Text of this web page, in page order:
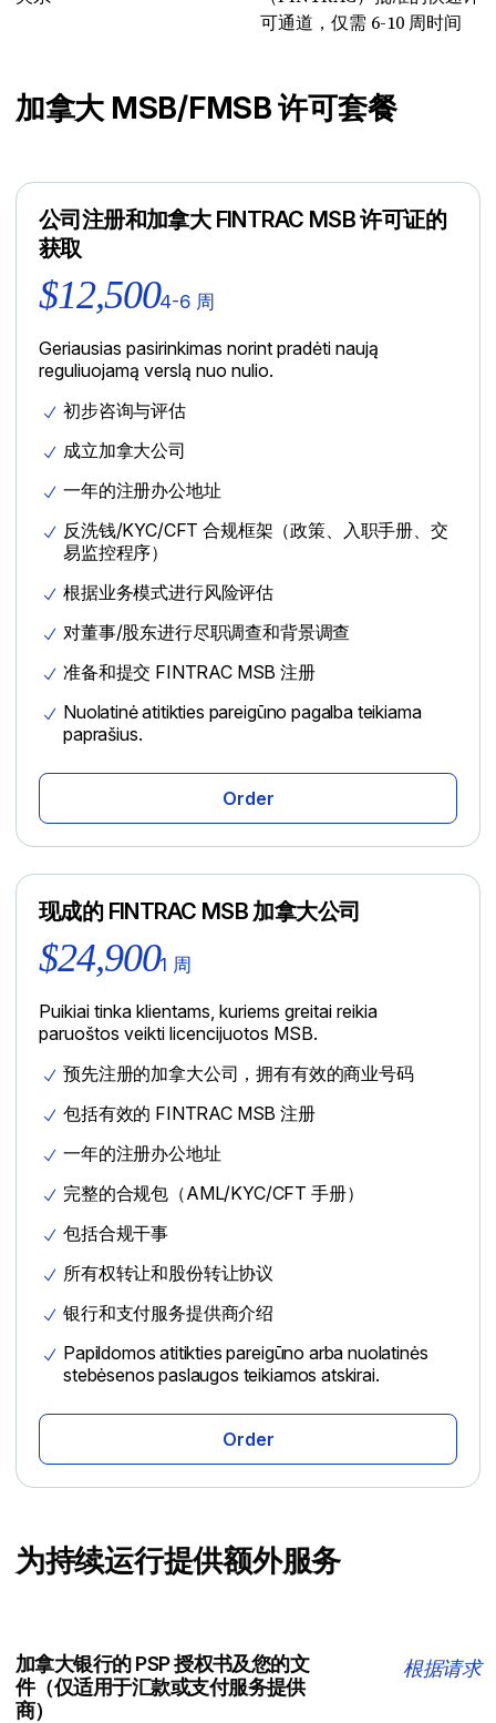
可通道，仅需 6-10 周时间
加拿大 MSB/FMSB 许可套餐
公司注册和加拿大 FINTRAC MSB 许可证的
获取
$12,5004-6 周
Geriausias pasirinkimas norint pradėti naują
reguliuojamą verslą nuo nulio.
初步咨询与评估
成立加拿大公司
一年的注册办公地址
反洗钱/KYC/CFT 合规框架（政策、入职手册、交
易监控程序）
根据业务模式进行风险评估
对董事/股东进行尽职调查和背景调查
准备和提交 FINTRAC MSB 注册
Nuolatinė atitikties pareigūno pagalba teikiama
paprašius.
Order
现成的 FINTRAC MSB 加拿大公司
$24,9001 周
Puikiai tinka klientams, kuriems greitai reikia
paruoštos veikti licencijuotos MSB.
预先注册的加拿大公司，拥有有效的商业号码
包括有效的 FINTRAC MSB 注册
一年的注册办公地址
完整的合规包（AML/KYC/CFT 手册）
包括合规干事
所有权转让和股份转让协议
银行和支付服务提供商介绍
Papildomos atitikties pareigūno arba nuolatinės
stebėsenos paslaugos teikiamos atskirai.
Order
为持续运行提供额外服务
加拿大银行的 PSP 授权书及您的文
件（仅适用于汇款或支付服务提供
商）
根据请求